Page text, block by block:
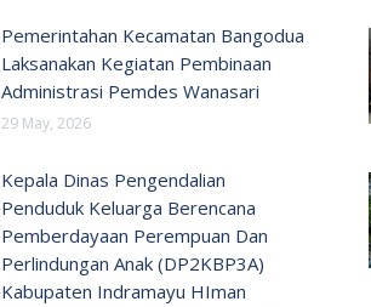
Pemerintahan Kecamatan Bangodua
Laksanakan Kegiatan Pembinaan
Administrasi Pemdes Wanasari
29 May, 2026
Kepala Dinas Pengendalian
Penduduk Keluarga Berencana
Pemberdayaan Perempuan Dan
Perlindungan Anak (DP2KBP3A)
Kabupaten Indramayu HIman